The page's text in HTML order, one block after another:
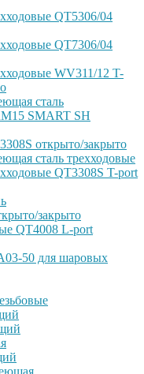
QT5306/04
QT7306/04
WV311/12 T-
сталь
SMART SH
открыто/закрыто
сталь трехходовые
QT3308S T-port
закрыто
QT4008 L-port
50 для шаровых